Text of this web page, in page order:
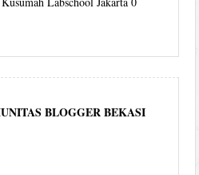
BLOGGER BEKASI